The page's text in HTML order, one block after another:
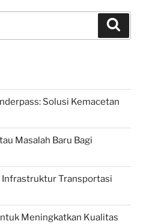
Solusi Kemacetan
Masalah Baru Bagi
Infrastruktur Transportasi
Meningkatkan Kualitas